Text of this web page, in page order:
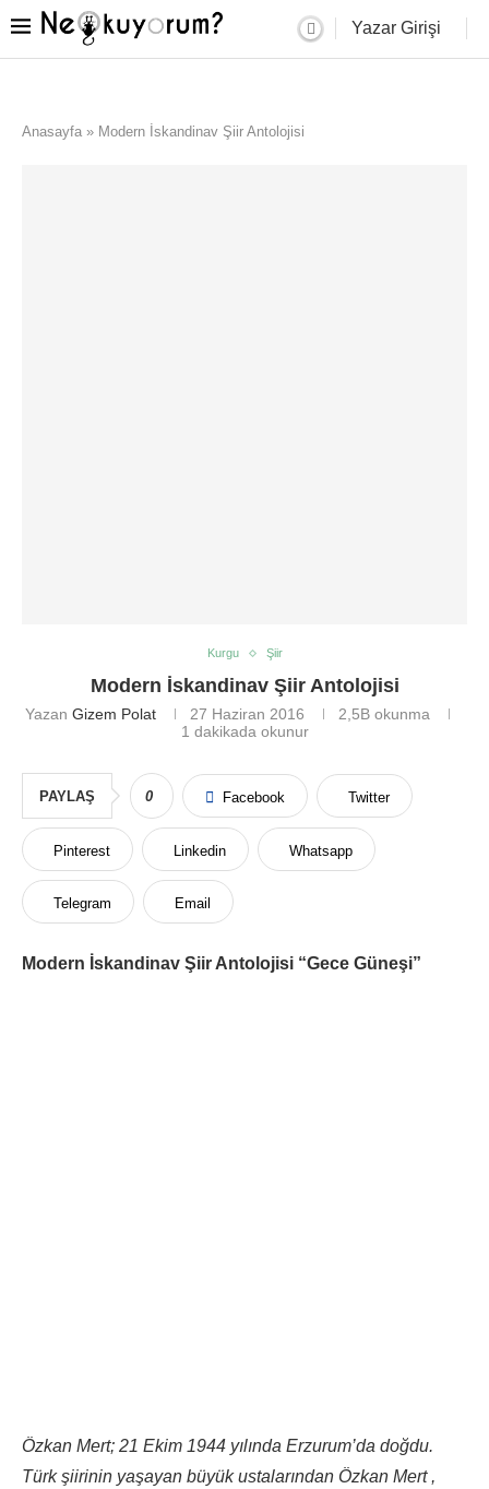
Yazar Girişi
Anasayfa » Modern İskandinav Şiir Antolojisi
Kurgu Şiir
Modern İskandinav Şiir Antolojisi
Yazan Gizem Polat 27 Haziran 2016 2,5B okunma
1 dakikada okunur
PAYLAŞ 0 Facebook Twitter
Pinterest Linkedin Whatsapp
Telegram Email
Modern İskandinav Şiir Antolojisi “Gece Güneşi”
Özkan Mert; 21 Ekim 1944 yılında Erzurum’da doğdu.
Türk şiirinin yaşayan büyük ustalarından Özkan Mert ,